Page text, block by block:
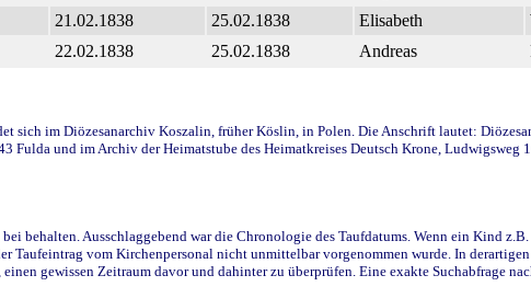
21.02.1838 25.02.1838 Elisabeth
22.02.1838 25.02.1838 Andreas
sich im Diözesanarchiv Koszalin, früher Köslin, in Polen. Die Anschrift lautet:
Fulda und im Archiv der Heimatstube des Heimatkreises Deutsch Krone,
behalten. Ausschlaggebend war die Chronologie des Taufdatums. Wenn ein Kind
Taufeintrag vom Kirchenpersonal nicht unmittelbar vorgenommen wurde. In
gewissen Zeitraum davor und dahinter zu überprüfen. Eine exakte Suchabfrage